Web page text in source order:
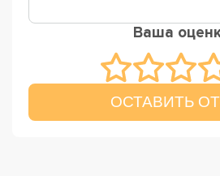
Ваша
ОСТАВИТЬ